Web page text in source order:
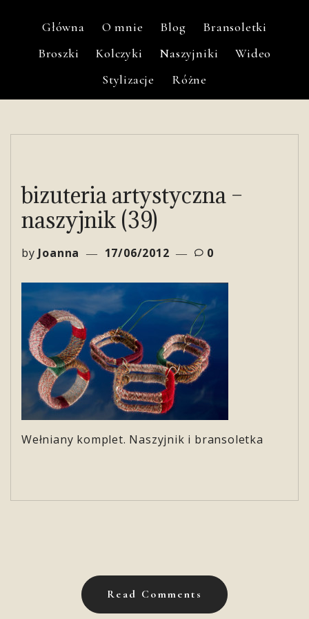
Główna O mnie Blog
Bransoletki
Broszki
Kolczyki Naszyjniki
Wideo
Stylizacje
Różne
bizuteria artystyczna –
naszyjnik (39)
by Joanna 17/06/2012 0
Wełniany komplet. Naszyjnik i bransoletka
Read Comments